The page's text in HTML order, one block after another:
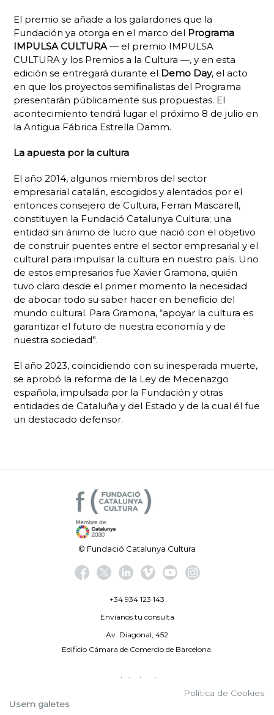
El premio se añade a los galardones que la
Fundación ya otorga en el marco del Programa
IMPULSA CULTURA — el premio IMPULSA
CULTURA y los Premios a la Cultura —, y en esta
edición se entregará durante el Demo Day, el acto
en que los proyectos semifinalistas del Programa
presentarán públicamente sus propuestas. El
acontecimiento tendrá lugar el próximo 8 de julio en
la Antigua Fábrica Estrella Damm.
La apuesta por la cultura
El año 2014, algunos miembros del sector
empresarial catalán, escogidos y alentados por el
entonces consejero de Cultura, Ferran Mascarell,
constituyen la Fundació Catalunya Cultura; una
entidad sin ánimo de lucro que nació con el objetivo
de construir puentes entre el sector empresarial y el
cultural para impulsar la cultura en nuestro país. Uno
de estos empresarios fue Xavier Gramona, quién
tuvo claro desde el primer momento la necesidad
de abocar todo su saber hacer en beneficio del
mundo cultural. Para Gramona, “apoyar la cultura es
garantizar el futuro de nuestra economía y de
nuestra sociedad”.
El año 2023, coincidiendo con su inesperada muerte,
se aprobó la reforma de la Ley de Mecenazgo
española, impulsada por la Fundación y otras
entidades de Cataluña y del Estado y de la cual él fue
un destacado defensor.
© Fundació Catalunya Cultura
+34 934 123 143
Envíanos tu consulta
Av. Diagonal, 452
Edificio Cámara de Comercio de Barcelona.
Aviso legal
Politica de Cookies
Usem galetes